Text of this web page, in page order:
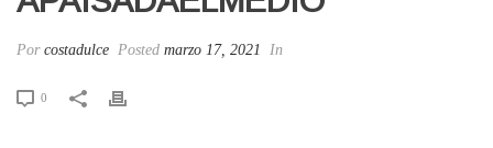
Por costadulce Posted marzo 17, 2021 In
0